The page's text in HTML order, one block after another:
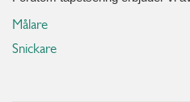
Målare
Snickare